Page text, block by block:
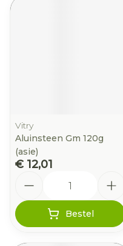
Vitry
Aluinsteen Gm 120g
(asie)
€ 12,01
Bestel